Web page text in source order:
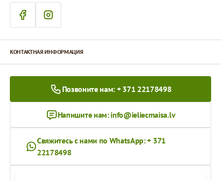
КОНТАКТНАЯ ИНФОРМАЦИЯ
Позвоните нам: + 371 22178498
Напишите нам: info@ieliecmaisa.lv
Свяжитесь с нами по WhatsApp: + 371
22178498